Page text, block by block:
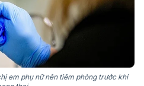
em phụ nữ nên tiêm phòng trước khi